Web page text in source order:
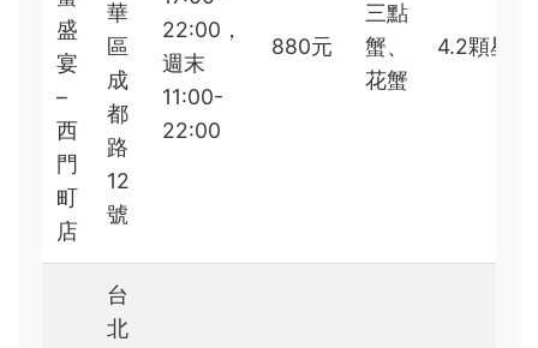
盛
宴
–
西
門
町
店
華
區
成
都
路
12
號
22:00，
週末
11:00-
22:00
880元
三點
蟹、
花蟹
4.2顆星
台
北